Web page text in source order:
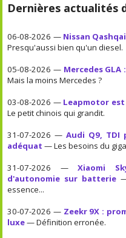
Dernières actualités
06-08-2026 — Nissan
Presqu'aussi bien qu'un diesel.
05-08-2026 — Mercedes
Mais la moins Mercedes ?
03-08-2026 — Leapmotor
Le petit chinois qui grandit.
31-07-2026 —Audi Q9, TDI
adéquat — Les besoins du
31-07-2026 —Xiaomi
d'autonomie sur batterie
essence...
30-07-2026 — Zeekr 9X :
luxe— Définition erronée.